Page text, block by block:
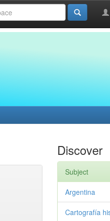
Discover
Subject
Argentina
Cartografía